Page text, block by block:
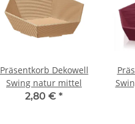
Präsentkorb Dekowell
Swing natur mittel
2,80 € *